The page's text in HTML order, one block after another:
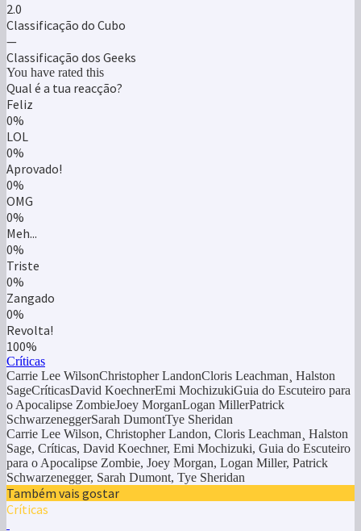
2.0
Classificação do Cubo
—
Classificação dos Geeks
You have rated this
Qual é a tua reacção?
Feliz
0%
LOL
0%
Aprovado!
0%
OMG
0%
Meh...
0%
Triste
0%
Zangado
0%
Revolta!
100%
Críticas
Carrie Lee WilsonChristopher LandonCloris Leachman¸ Halston
SageCríticasDavid KoechnerEmi MochizukiGuia do Escuteiro para
o Apocalipse ZombieJoey MorganLogan MillerPatrick
SchwarzeneggerSarah DumontTye Sheridan
Carrie Lee Wilson, Christopher Landon, Cloris Leachman¸ Halston
Sage, Críticas, David Koechner, Emi Mochizuki, Guia do Escuteiro
para o Apocalipse Zombie, Joey Morgan, Logan Miller, Patrick
Schwarzenegger, Sarah Dumont, Tye Sheridan
Também vais gostar
Críticas